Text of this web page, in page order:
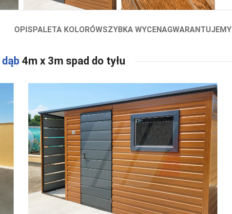
OPIS PALETA KOLORÓWSZYBKA WYCENAGWARANTUJEMY
4m x 3m spad do tyłu